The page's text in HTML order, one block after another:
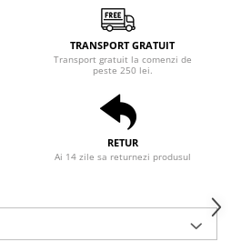
TRANSPORT GRATUIT
Transport gratuit la comenzi de
peste 250 lei.
RETUR
Ai 14 zile sa returnezi produsul